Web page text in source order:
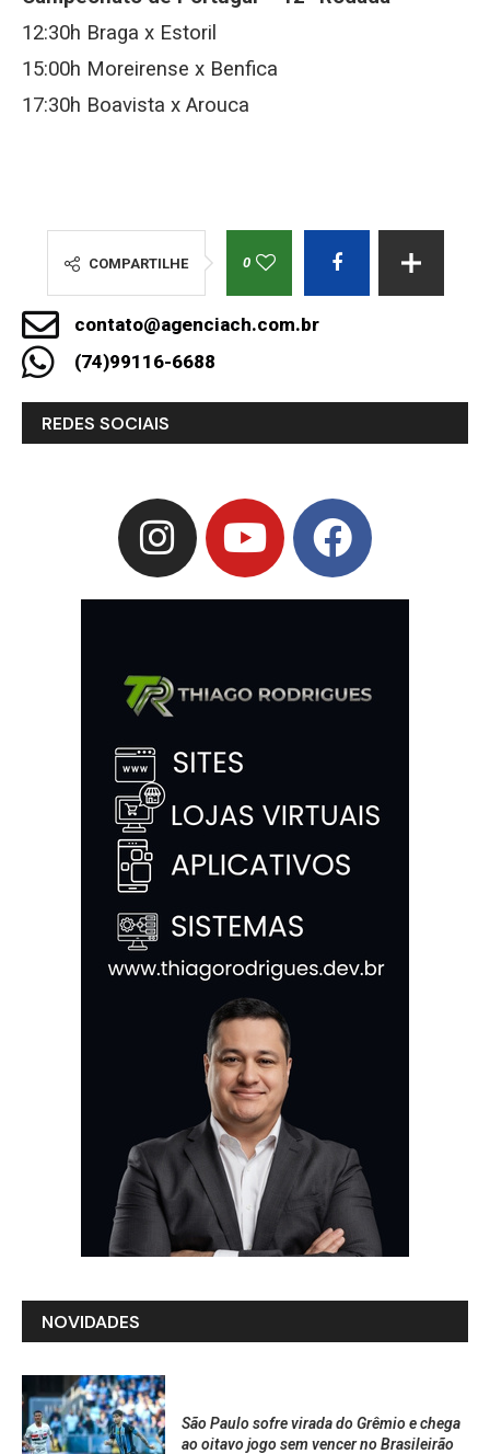
12:30h Braga x Estoril
15:00h Moreirense x Benfica
17:30h Boavista x Arouca
COMPARTILHE 0
contato@agenciach.com.br
(74)99116-6688
REDES SOCIAIS
NOVIDADES
São Paulo sofre virada do Grêmio e chega
ao oitavo jogo sem vencer no Brasileirão